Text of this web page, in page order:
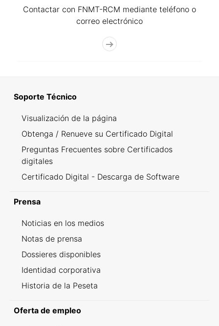
Contactar con FNMT-RCM mediante teléfono o
correo electrónico
Soporte Técnico
Visualización de la página
Obtenga / Renueve su Certificado Digital
Preguntas Frecuentes sobre Certificados
digitales
Certificado Digital - Descarga de Software
Prensa
Noticias en los medios
Notas de prensa
Dossieres disponibles
Identidad corporativa
Historia de la Peseta
Oferta de empleo